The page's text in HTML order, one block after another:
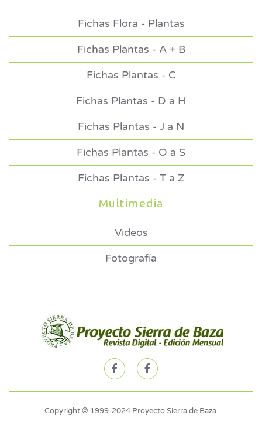
Fichas Flora - Plantas
Fichas Plantas - A + B
Fichas Plantas - C
Fichas Plantas - D a H
Fichas Plantas - J a N
Fichas Plantas - O a S
Fichas Plantas - T a Z
Multimedia
Videos
Fotografía
Copyright © 1999-2024 Proyecto Sierra de Baza.